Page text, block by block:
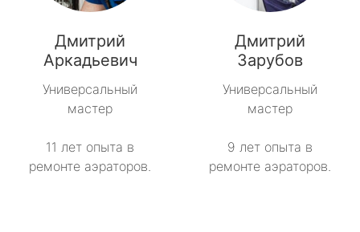
Дмитрий
Аркадьевич
Универсальный
мастер
11 лет опыта в
ремонте аэраторов.
Дмитрий
Зарубов
Универсальный
мастер
9 лет опыта в
ремонте аэраторов.